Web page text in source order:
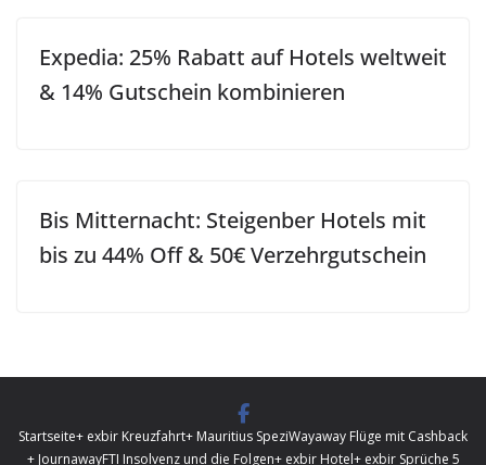
Expedia: 25% Rabatt auf Hotels weltweit
& 14% Gutschein kombinieren
Bis Mitternacht: Steigenber Hotels mit
bis zu 44% Off & 50€ Verzehrgutschein
Startseite+ exbir Kreuzfahrt+ Mauritius SpeziWayaway Flüge mit Cashback
+ JournawayFTI Insolvenz und die Folgen+ exbir Hotel+ exbir Sprüche 5